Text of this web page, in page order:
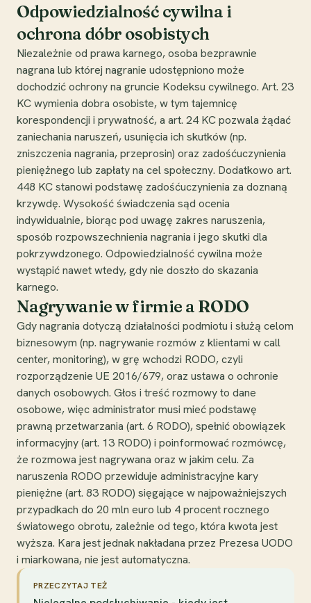
Odpowiedzialność cywilna i
ochrona dóbr osobistych
Niezależnie od prawa karnego, osoba bezprawnie
nagrana lub której nagranie udostępniono może
dochodzić ochrony na gruncie Kodeksu cywilnego. Art. 23
KC wymienia dobra osobiste, w tym tajemnicę
korespondencji i prywatność, a art. 24 KC pozwala żądać
zaniechania naruszeń, usunięcia ich skutków (np.
zniszczenia nagrania, przeprosin) oraz zadośćuczynienia
pieniężnego lub zapłaty na cel społeczny. Dodatkowo art.
448 KC stanowi podstawę zadośćuczynienia za doznaną
krzywdę. Wysokość świadczenia sąd ocenia
indywidualnie, biorąc pod uwagę zakres naruszenia,
sposób rozpowszechnienia nagrania i jego skutki dla
pokrzywdzonego. Odpowiedzialność cywilna może
wystąpić nawet wtedy, gdy nie doszło do skazania
karnego.
Nagrywanie w firmie a RODO
Gdy nagrania dotyczą działalności podmiotu i służą celom
biznesowym (np. nagrywanie rozmów z klientami w call
center, monitoring), w grę wchodzi RODO, czyli
rozporządzenie UE 2016/679, oraz ustawa o ochronie
danych osobowych. Głos i treść rozmowy to dane
osobowe, więc administrator musi mieć podstawę
prawną przetwarzania (art. 6 RODO), spełnić obowiązek
informacyjny (art. 13 RODO) i poinformować rozmówcę,
że rozmowa jest nagrywana oraz w jakim celu. Za
naruszenia RODO przewiduje administracyjne kary
pieniężne (art. 83 RODO) sięgające w najpoważniejszych
przypadkach do 20 mln euro lub 4 procent rocznego
światowego obrotu, zależnie od tego, która kwota jest
wyższa. Kara jest jednak nakładana przez Prezesa UODO
i miarkowana, nie jest automatyczna.
PRZECZYTAJ TEŻ